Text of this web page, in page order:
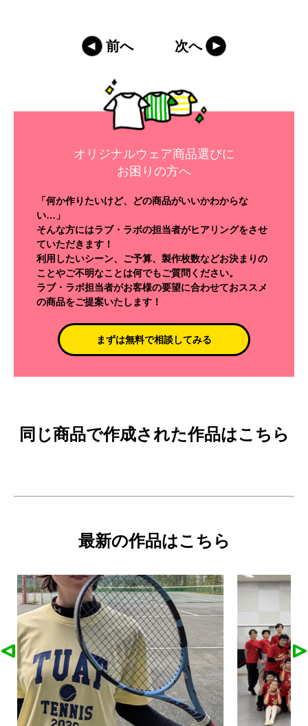
前へ 次へ
オリジナルウェア商品選びに
お困りの方へ
「何か作りたいけど、どの商品がいいかわからな
い…」
そんな方にはラブ・ラボの担当者がヒアリングをさせ
ていただきます！
利用したいシーン、ご予算、製作枚数などお決まりの
ことやご不明なことは何でもご質問ください。
ラブ・ラボ担当者がお客様の要望に合わせておススメ
の商品をご提案いたします！
まずは無料で相談してみる
同じ商品で作成された作品はこちら
最新の作品はこちら